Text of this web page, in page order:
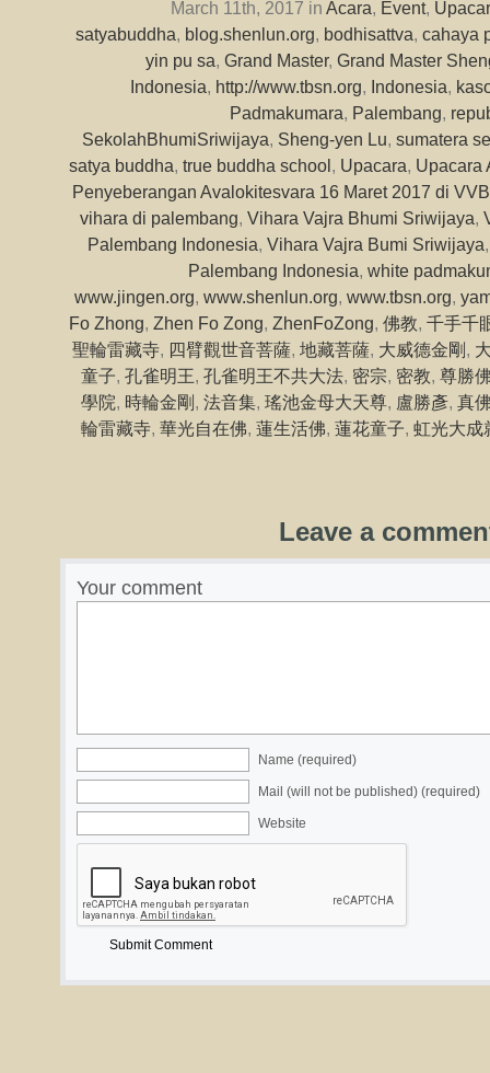
March 11th, 2017 in Acara, Event,
satyabuddha, blog.shenlun.org, bodhisattva, cahaya
yin pu sa, Grand Master, Grand Master
Indonesia, http://www.tbsn.org, Indonesia,
Padmakumara, Palembang,
SekolahBhumiSriwijaya, Sheng-yen Lu, sumatera
satya buddha, true buddha school, Upacara, Upacara
Penyeberangan Avalokitesvara 16 Maret 2017 di
vihara di palembang, Vihara Vajra Bhumi Sriwijaya,
Palembang Indonesia, Vihara Vajra Bumi Sriwijaya
Palembang Indonesia, white
www.jingen.org, www.shenlun.org, www.tbsn.org,
Fo Zhong, Zhen Fo Zong, ZhenFoZong, 佛教, 千手千
聖輪雷藏寺, 四臂觀世音菩薩, 地藏菩薩, 大威德金剛,
童子, 孔雀明王, 孔雀明王不共大法, 密宗, 密教, 尊勝
學院, 時輪金剛, 法音集, 瑤池金母大天尊, 盧勝彥, 真
輪雷藏寺, 華光自在佛, 蓮生活佛, 蓮花童子, 虹光大成
Leave a
Your comment
Name (required)
Mail (will not be published) (required)
Website